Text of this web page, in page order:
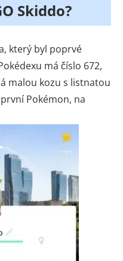
Skiddo?
který byl poprvé
má číslo 672,
malou kozu s listnatou
Pokémon, na